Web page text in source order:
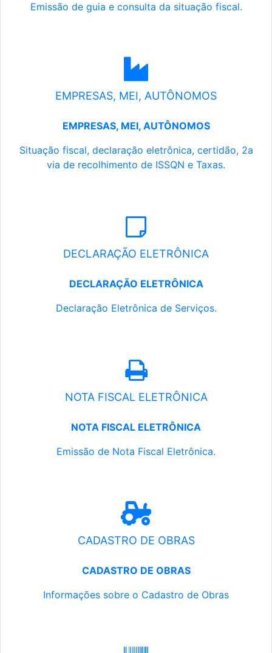
Emissão de guia e consulta da situação fiscal.
EMPRESAS, MEI, AUTÔNOMOS
EMPRESAS, MEI, AUTÔNOMOS
Situação fiscal, declaração eletrônica, certidão, 2a
via de recolhimento de ISSQN e Taxas.
DECLARAÇÃO ELETRÔNICA
DECLARAÇÃO ELETRÔNICA
Declaração Eletrônica de Serviços.
NOTA FISCAL ELETRÔNICA
NOTA FISCAL ELETRÔNICA
Emissão de Nota Fiscal Eletrônica.
CADASTRO DE OBRAS
CADASTRO DE OBRAS
Informações sobre o Cadastro de Obras